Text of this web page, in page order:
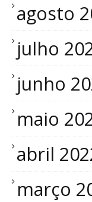
agosto
julho
junho
maio
abril
março